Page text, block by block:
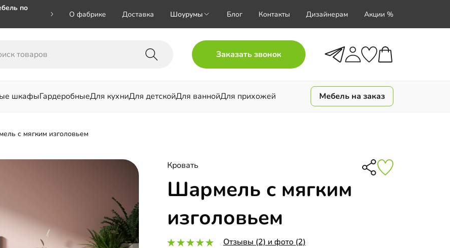
по
номер
О фабрике Доставка Шоурумы Блог Контакты Дизайнерам Акции %
Заказать звонок
шкафыГардеробныеДля кухниДля детскойДля ваннойДля прихожей Мебель на заказ
с мягким изголовьем
Кровать
Шармель с мягким
изголовьем
Отзывы (2) и фото (2)